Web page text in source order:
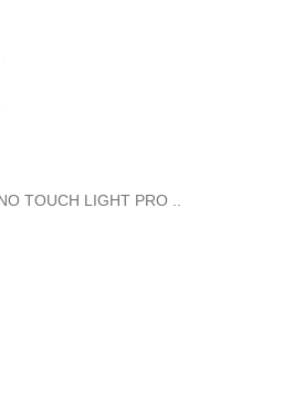
TOUCH LIGHT PRO ..